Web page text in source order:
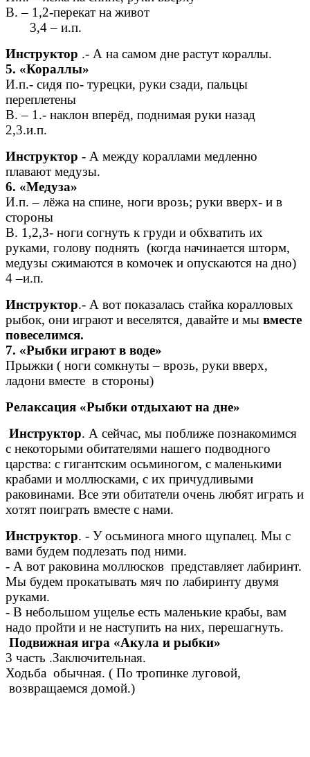
В. – 1,2-перекат на живот
3,4 – и.п.
Инструктор .- А на самом дне растут кораллы.
5. «Кораллы»
И.п.- сидя по- турецки, руки сзади, пальцы
переплетены
В. – 1.- наклон вперёд, поднимая руки назад
2,3.и.п.
Инструктор - А между кораллами медленно
плавают медузы.
6. «Медуза»
И.п. – лёжа на спине, ноги врозь; руки вверх- и в
стороны
В. 1,2,3- ноги согнуть к груди и обхватить их
руками, голову поднять (когда начинается шторм,
медузы сжимаются в комочек и опускаются на дно)
4 –и.п.
Инструктор.- А вот показалась стайка коралловых
рыбок, они играют и веселятся, давайте и мы вместе
повеселимся.
7. «Рыбки играют в воде»
Прыжки ( ноги сомкнуты – врозь, руки вверх,
ладони вместе в стороны)
Релаксация «Рыбки отдыхают на дне»
Инструктор. А сейчас, мы поближе познакомимся
с некоторыми обитателями нашего подводного
царства: с гигантским осьминогом, с маленькими
крабами и моллюсками, с их причудливыми
раковинами. Все эти обитатели очень любят играть и
хотят поиграть вместе с нами.
Инструктор. - У осьминога много щупалец. Мы с
вами будем подлезать под ними.
- А вот раковина моллюсков представляет лабиринт.
Мы будем прокатывать мяч по лабиринту двумя
руками.
- В небольшом ущелье есть маленькие крабы, вам
надо пройти и не наступить на них, перешагнуть.
Подвижная игра «Акула и рыбки»
3 часть .Заключительная.
Ходьба обычная. ( По тропинке луговой,
возвращаемся домой.)